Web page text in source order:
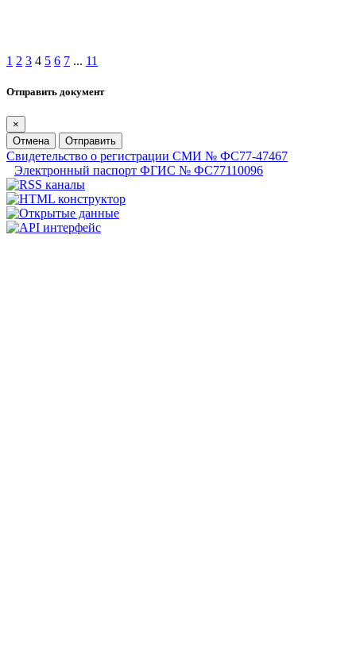
1 2 3 4 5 6 7 ... 11
Отправить документ
×
Отмена
Отправить
Свидетельство о регистрации СМИ № ФС77-47467
Электронный паспорт ФГИС № ФС77110096